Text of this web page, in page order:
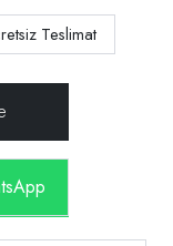
Teslimat